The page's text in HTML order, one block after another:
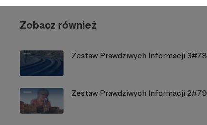
Zobacz również
Zestaw Prawdziwych Informacji 3#78
Zestaw Prawdziwych Informacji 2#79